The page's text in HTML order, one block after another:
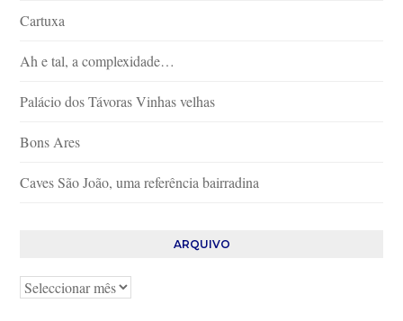
Cartuxa
Ah e tal, a complexidade…
Palácio dos Távoras Vinhas velhas
Bons Ares
Caves São João, uma referência bairradina
ARQUIVO
Arquivo